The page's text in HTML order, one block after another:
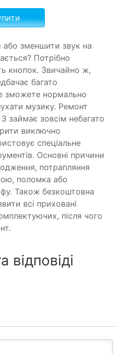
або зменшити звук на
Потрібно
кнопок. Звичайно ж,
багато
зможете нормально
музику. Ремонт
займає зовсім небагато
виключно
спеціальне
Основні причини
потрапляння
поломка або
Також безкоштовна
всі приховані
після чого
відповіді